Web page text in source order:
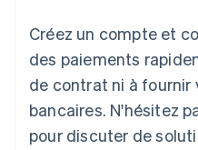
Créez un compte et
des paiements
de contrat ni à fournir
bancaires. N'hésitez
pour discuter de
English
Liechtenstein
Deutsch English
Lituanie
English
Luxembourg
FrançaisDeutschEnglish